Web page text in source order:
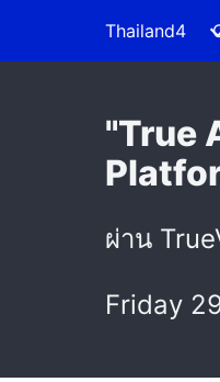
Thailand4
"True
ผ่าน
Friday